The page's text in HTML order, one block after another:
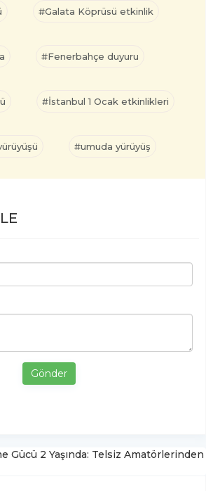
#Galata Köprüsü etkinlik
#Fenerbahçe duyuru
#İstanbul 1 Ocak etkinlikleri
#umuda yürüyüş
Gönder